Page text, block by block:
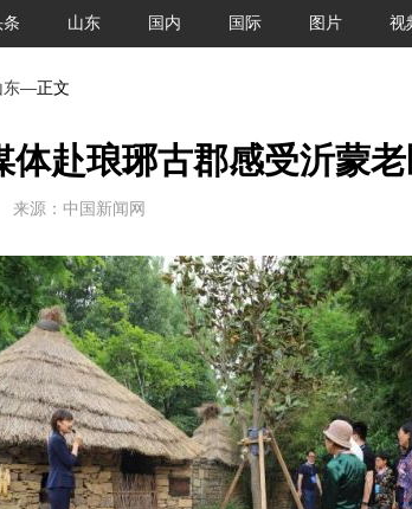
条 山东 国内 国际 图片 视
东—正文
体赴琅琊古郡感受沂蒙
来源：中国新闻网